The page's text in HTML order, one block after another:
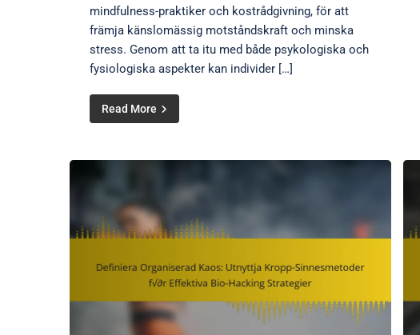
mindfulness-praktiker och kostrådgivning, för att
främja känslomässig motståndskraft och minska
stress. Genom att ta itu med både psykologiska och
fysiologiska aspekter kan individer […]
Read More